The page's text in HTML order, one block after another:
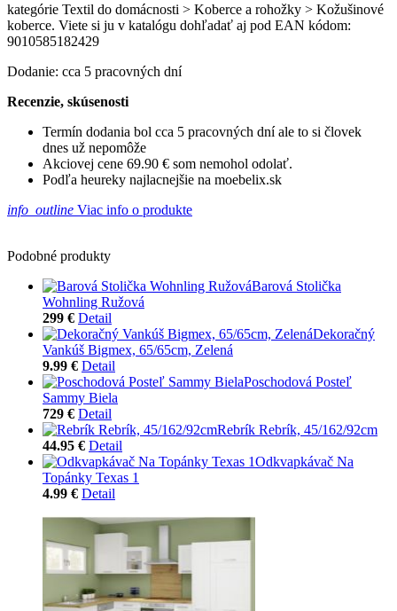
kategórie Textil do domácnosti > Koberce a rohožky > Kožušinové
koberce. Viete si ju v katalógu dohľadať aj pod EAN kódom:
9010585182429
Dodanie: cca 5 pracovných dní
Recenzie, skúsenosti
Termín dodania bol cca 5 pracovných dní ale to si človek
dnes už nepomôže
Akciovej cene 69.90 € som nemohol odolať.
Podľa heureky najlacnejšie na moebelix.sk
info_outline Viac info o produkte
Podobné produkty
Barová Stolička
Wohnling Ružová
299 € Detail
Dekoračný
Vankúš Bigmex, 65/65cm, Zelená
9.99 € Detail
Poschodová Posteľ
Sammy Biela
729 € Detail
Rebrík Rebrík, 45/162/92cm
44.95 € Detail
Odkvapkávač Na
Topánky Texas 1
4.99 € Detail